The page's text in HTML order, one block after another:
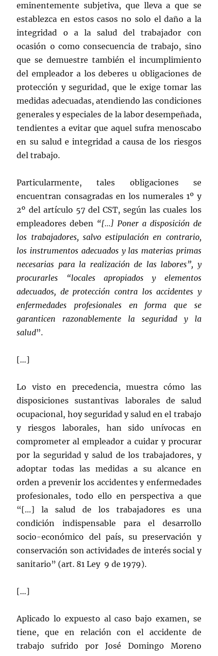
eminentemente subjetiva, que lleva a que se
establezca en estos casos no solo el daño a la
integridad o a la salud del trabajador con
ocasión o como consecuencia de trabajo, sino
que se demuestre también el incumplimiento
del empleador a los deberes u obligaciones de
protección y seguridad, que le exige tomar las
medidas adecuadas, atendiendo las condiciones
generales y especiales de la labor desempeñada,
tendientes a evitar que aquel sufra menoscabo
en su salud e integridad a causa de los riesgos
del trabajo.
Particularmente, tales obligaciones se
encuentran consagradas en los numerales 1º y
2º del artículo 57 del CST, según las cuales los
empleadores deben “[…] Poner a disposición de
los trabajadores, salvo estipulación en contrario,
los instrumentos adecuados y las materias primas
necesarias para la realización de las labores”, y
procurarles “locales apropiados y elementos
adecuados, de protección contra los accidentes y
enfermedades profesionales en forma que se
garanticen razonablemente la seguridad y la
salud”.
[…]
Lo visto en precedencia, muestra cómo las
disposiciones sustantivas laborales de salud
ocupacional, hoy seguridad y salud en el trabajo
y riesgos laborales, han sido unívocas en
comprometer al empleador a cuidar y procurar
por la seguridad y salud de los trabajadores, y
adoptar todas las medidas a su alcance en
orden a prevenir los accidentes y enfermedades
profesionales, todo ello en perspectiva a que
“[…] la salud de los trabajadores es una
condición indispensable para el desarrollo
socio-económico del país, su preservación y
conservación son actividades de interés social y
sanitario” (art. 81 Ley 9 de 1979).
[…]
Aplicado lo expuesto al caso bajo examen, se
tiene, que en relación con el accidente de
trabajo sufrido por José Domingo Moreno